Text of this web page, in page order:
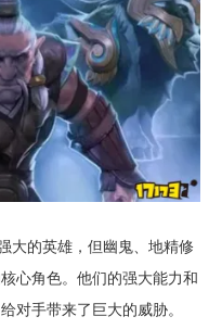
大的英雄，但幽鬼、地精修
心角色。他们的强大能力和
对手带来了巨大的威胁。